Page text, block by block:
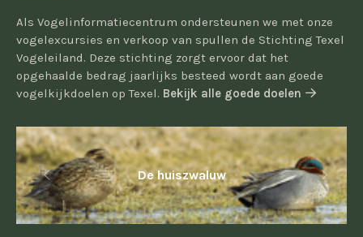
Als Vogelinformatiecentrum ondersteunen we met onze
vogelexcursies en verkoop van spullen de Stichting Texel
Vogeleiland. Deze stichting zorgt ervoor dat het
opgehaalde bedrag jaarlijks besteed wordt aan goede
vogelkijkdoelen op Texel. Bekijk alle goede doelen
De huiszwaluw